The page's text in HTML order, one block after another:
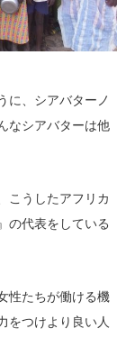
に、シアバターノ
なシアバターは他
こうしたアフリカ
』の代表をしている
性たちが働ける機
をつけより良い人